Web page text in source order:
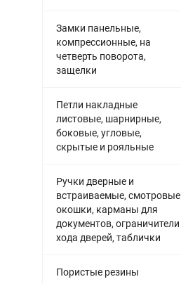
Замки панельные,
компрессионные, на
четверть поворота,
защелки
Петли накладные
листовые, шарнирные,
боковые, угловые,
скрытые и рояльные
Ручки дверные и
встраиваемые, смотровые
окошки, карманы для
документов, ограничители
хода дверей, таблички
Пористые резины